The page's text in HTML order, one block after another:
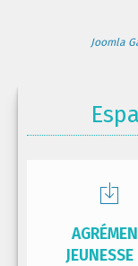
Joomla
JEUNESSE